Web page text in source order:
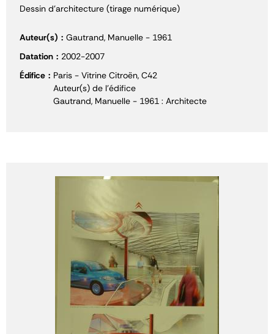
Dessin d'architecture (tirage numérique)
Auteur(s)
Gautrand, Manuelle - 1961
Datation
2002-2007
Édifice
Paris - Vitrine Citroën, C42
Auteur(s) de l'édifice
Gautrand, Manuelle - 1961 : Architecte